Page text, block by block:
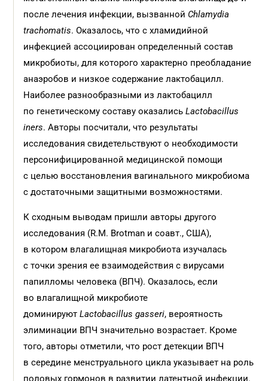
после лечения инфекции, вызванной Chlamydia
trachomatis. Оказалось, что с хламидийной
инфекцией ассоциирован определенный состав
микробиоты, для которого характерно преобладание
анаэробов и низкое содержание лактобацилл.
Наиболее разнообразными из лактобацилл
по генетическому составу оказались Lactobacillus
iners. Авторы посчитали, что результаты
исследования свидетельствуют о необходимости
персонифицированной медицинской помощи
с целью восстановления вагинального микробиома
с достаточными защитными возможностями.
К сходным выводам пришли авторы другого
исследования (R.M. Brotman и соавт., США),
в котором влагалищная микробиота изучалась
с точки зрения ее взаимодействия с вирусами
папилломы человека (ВПЧ). Оказалось, если
во влагалищной микробиоте
доминируютLactobacillus gasseri, вероятность
элиминации ВПЧ значительно возрастает. Кроме
того, авторы отметили, что рост детекции ВПЧ
в середине менструального цикла указывает на роль
половых гормонов в развитии латентной инфекции.